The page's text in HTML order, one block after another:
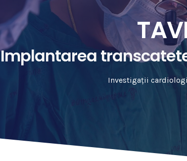
Implantarea
Investigații